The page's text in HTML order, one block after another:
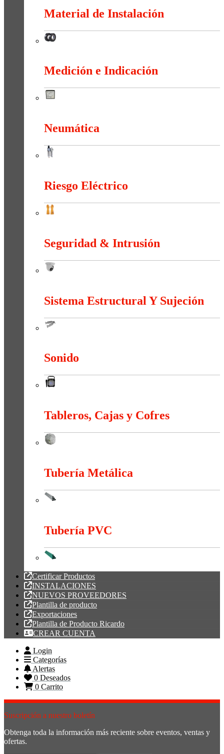
Material de Instalación
Medición e Indicación
Neumática
Riesgo Eléctrico
Seguridad & Intrusión
Sistema Estructural Y Sujeción
Sonido
Tableros, Cajas y Cofres
Tubería Metálica
Tubería PVC
Certificar Productos
INSTALACIONES
NUEVOS PROVEEDORES
Plantilla de producto
Exportaciones
Plantilla de Producto Ricardo
CREAR CUENTA
Login
Categorías
Alertas
0 Deseados
0 Carrito
Suscripción a nuestro boletín
Obtenga toda la información más reciente sobre eventos, ventas y
ofertas.